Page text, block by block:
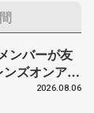
ンバーが友
ズオンアイ
梨絵さん、
2026.08.06